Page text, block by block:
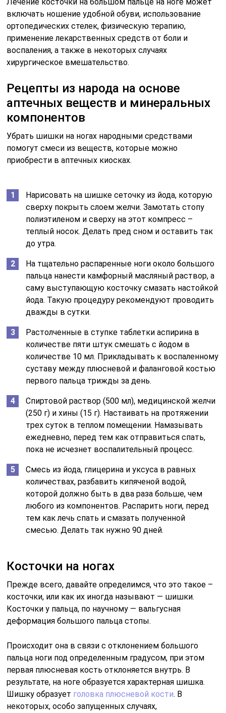
включать ношение удобной обуви, использование
ортопедических стелек, физическую терапию,
применение лекарственных средств от боли и
воспаления, а также в некоторых случаях
хирургическое вмешательство.
Рецепты из народа на основе
аптечных веществ и минеральных
компонентов
Убрать шишки на ногах народными средствами
помогут смеси из веществ, которые можно
приобрести в аптечных киосках.
Нарисовать на шишке сеточку из йода, которую
сверху покрыть слоем желчи. Замотать стопу
полиэтиленом и сверху на этот компресс –
теплый носок. Делать пред сном и оставить так
до утра.
На тщательно распаренные ноги около большого
пальца нанести камфорный масляный раствор, а
саму выступающую косточку смазать настойкой
йода. Такую процедуру рекомендуют проводить
дважды в сутки.
Растолченные в ступке таблетки аспирина в
количестве пяти штук смешать с йодом в
количестве 10 мл. Прикладывать к воспаленному
суставу между плюсневой и фаланговой костью
первого пальца трижды за день.
Спиртовой раствор (500 мл), медицинской желчи
(250 г) и хины (15 г). Настаивать на протяжении
трех суток в теплом помещении. Намазывать
ежедневно, перед тем как отправиться спать,
пока не исчезнет воспалительный процесс.
Смесь из йода, глицерина и уксуса в равных
количествах, разбавить кипяченой водой,
которой должно быть в два раза больше, чем
любого из компонентов. Распарить ноги, перед
тем как лечь спать и смазать полученной
смесью. Делать так нужно 90 дней.
Косточки на ногах
Прежде всего, давайте определимся, что это такое –
косточки, или как их иногда называют — шишки.
Косточки у пальца, по научному — вальгусная
деформация большого пальца стопы.
Происходит она в связи с отклонением большого
пальца ноги под определенным градусом, при этом
первая плюсневая кость отклоняется внутрь. В
результате, на ноге образуется характерная шишка.
Шишку образует головка плюсневой кости. В
некоторых, особо запущенных случаях,